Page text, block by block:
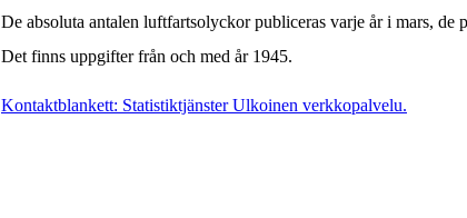
De absoluta antalen luftfartsolyckor publiceras varje år i mars, de
Det finns uppgifter från och med år 1945.
Kontaktblankett: Statistiktjänster Ulkoinen verkkopalvelu.